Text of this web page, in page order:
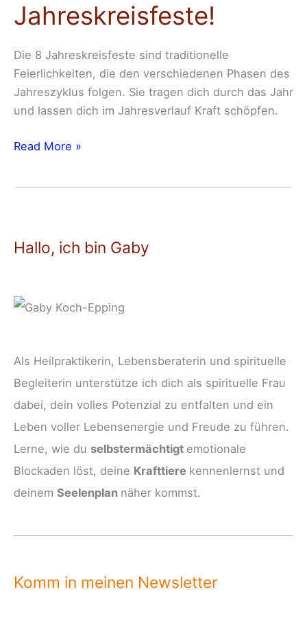
Jahreskreisfeste!
Die 8 Jahreskreisfeste sind traditionelle
Feierlichkeiten, die den verschiedenen Phasen des
Jahreszyklus folgen. Sie tragen dich durch das Jahr
und lassen dich im Jahresverlauf Kraft schöpfen.
Read More »
Hallo, ich bin Gaby
Als Heilpraktikerin, Lebensberaterin und spirituelle
Begleiterin unterstütze ich dich als spirituelle Frau
dabei, dein volles Potenzial zu entfalten und ein
Leben voller Lebensenergie und Freude zu führen.
Lerne, wie du selbstermächtigt emotionale
Blockaden löst, deine Krafttiere kennenlernst und
deinem Seelenplan näher kommst.
Komm in meinen Newsletter